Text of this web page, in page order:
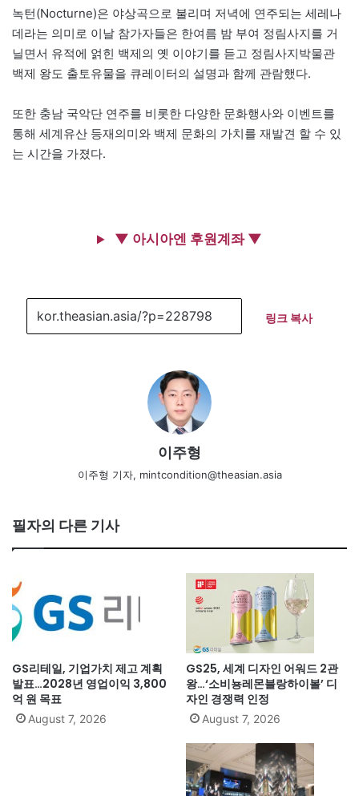
녹턴(Nocturne)은 야상곡으로 불리며 저녁에 연주되는 세레나
데라는 의미로 이날 참가자들은 한여름 밤 부여 정림사지를 거
닐면서 유적에 얽힌 백제의 옛 이야기를 듣고 정림사지박물관
백제 왕도 출토유물을 큐레이터의 설명과 함께 관람했다.
또한 충남 국악단 연주를 비롯한 다양한 문화행사와 이벤트를
통해 세계유산 등재의미와 백제 문화의 가치를 재발견 할 수 있
는 시간을 가졌다.
▼ 아시아엔 후원계좌 ▼
링크 복사
이주형
이주형 기자, mintcondition@theasian.asia
필자의 다른 기사
GS리테일, 기업가치 제고 계획
발표…2028년 영업이익 3,800
억 원 목표
August 7, 2026
GS25, 세계 디자인 어워드 2관
왕…‘소비뇽레몬블랑하이볼’ 디
자인 경쟁력 인정
August 7, 2026